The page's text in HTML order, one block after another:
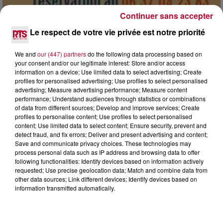
7 août 2026
DINER CONCERT À LA MJC DE MARSEILLAN
Le respect de votre vie privée est notre priorité
We and our (447) partnersdo the following data processing based on
your consent and/or our legitimate interest: Store and/or access
information on a device; Use limited data to select advertising; Create
profiles for personalised advertising; Use profiles to select personalised
advertising; Measure advertising performance; Measure content
performance; Understand audiences through statistics or combinations
of data from different sources; Develop and improve services; Create
profiles to personalise content; Use profiles to select personalised
content; Use limited data to select content; Ensure security, prevent and
detect fraud, and fix errors; Deliver and present advertising and content;
Save and communicate privacy choices. These technologies may
process personal data such as IP address and browsing data to offer
following functionalities: Identify devices based on information actively
requested; Use precise geolocation data; Match and combine data from
other data sources; Link different devices; Identify devices based on
information transmitted automatically.
Continuer sans accepter